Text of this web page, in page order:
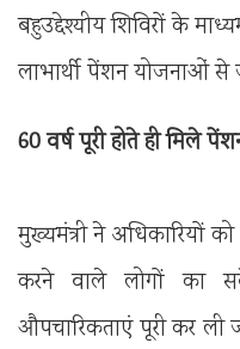
बहुउद्देश्यीय शिविरों के
लाभार्थी पेंशन योजनाओं से
60 वर्ष पूरी होते ही मिले
मुख्यमंत्री ने अधिकारियों
करने वाले लोगों का
औपचारिकताएं पूरी कर ली